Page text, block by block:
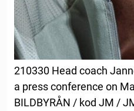
210330 Head coach
a press conference on
BILDBYRÅN / kod JM /